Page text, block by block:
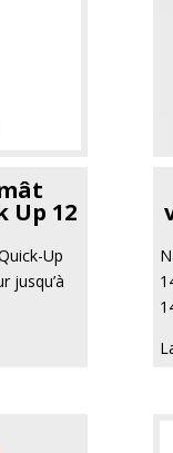
Up 12
Up
jusqu’à